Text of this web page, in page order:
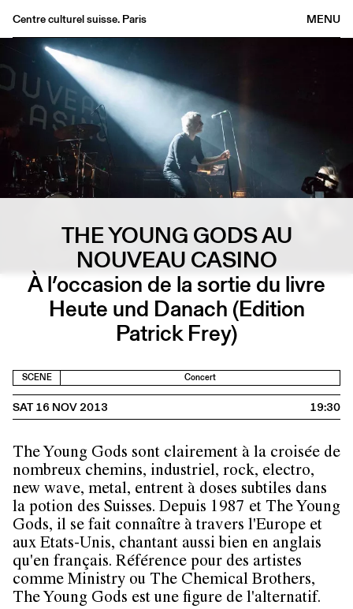
MENU
Centre culturel suisse. Paris
Agenda
Bookshop
Buvette
Archives
Medias
Publications
About
THE YOUNG GODS AU
NOUVEAU CASINO
À l’occasion de la sortie du livre
Heute und Danach (Edition
Patrick Frey)
SCENE Concert
SAT 16 NOV 2013 19:30
The Young Gods sont clairement à la croisée de
nombreux chemins, industriel, rock, electro,
new wave, metal, entrent à doses subtiles dans
la potion des Suisses. Depuis 1987 et The Young
Gods, il se fait connaître à travers l'Europe et
aux Etats-Unis, chantant aussi bien en anglais
qu'en français. Référence pour des artistes
comme Ministry ou The Chemical Brothers,
The Young Gods est une figure de l'alternatif.